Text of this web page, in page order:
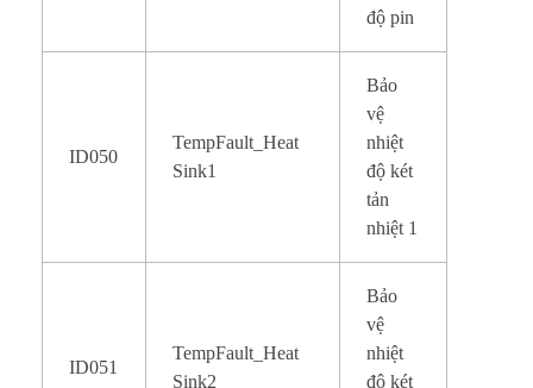
độ pin
ID050
TempFault_Heat
Sink1
Bảo
vệ
nhiệt
độ két
tản
nhiệt 1
ID051
TempFault_Heat
Sink2
Bảo
vệ
nhiệt
độ két